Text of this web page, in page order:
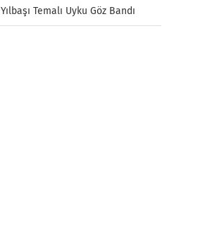
Yılbaşı Temalı Uyku Göz Bandı